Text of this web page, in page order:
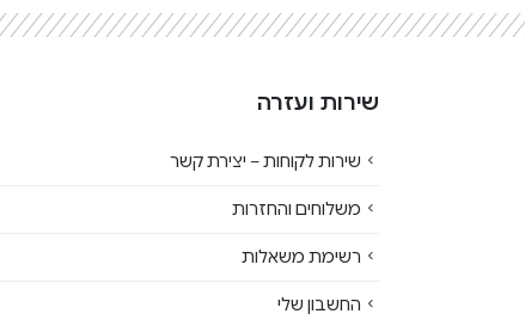
שירות ועזרה
שירות לקוחות – יצירת קשר
משלוחים והחזרות
רשימת משאלות
החשבון שלי